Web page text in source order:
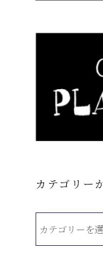
カテゴリー